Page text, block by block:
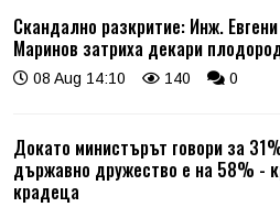
Скандално разкритие: Инж.
Маринов затриха декари
08 Aug 14:10 140 0
Докато министърът говори за
държавно дружество е на 58% -
крадеца